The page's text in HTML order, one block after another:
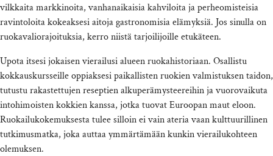
vilkkaita markkinoita, vanhanaikaisia kahviloita ja perheomisteisia
ravintoloita kokeaksesi aitoja gastronomisia elämyksiä. Jos sinulla on
ruokavaliorajoituksia, kerro niistä tarjoilijoille etukäteen.
Upota itsesi jokaisen vierailusi alueen ruokahistoriaan. Osallistu
kokkauskursseille oppiaksesi paikallisten ruokien valmistuksen taidon,
tutustu rakastettujen reseptien alkuperämysteereihin ja vuorovaikuta
intohimoisten kokkien kanssa, jotka tuovat Euroopan maut eloon.
Ruokailukokemuksesta tulee silloin ei vain ateria vaan kulttuurillinen
tutkimusmatka, joka auttaa ymmärtämään kunkin vierailukohteen
olemuksen.